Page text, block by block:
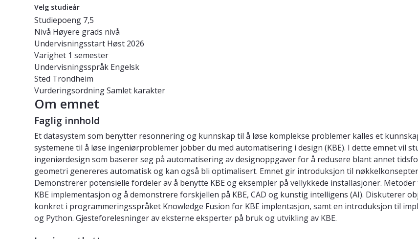
Velg studieår
Studiepoeng 7,5
Nivå Høyere grads nivå
Undervisningsstart Høst 2026
Varighet 1 semester
Undervisningsspråk Engelsk
Sted Trondheim
VurderingsordningSamlet karakter
Om emnet
Faglig innhold
Et datasystem som benytter resonnering og kunnskap til å løse komplekse problemer kalles et
systemene til å løse ingeniørproblemer jobber du med automatisering i design (KBE). I dette emnet vil
ingeniørdesign som baserer seg på automatisering av designoppgaver for å redusere blant annet
geometri genereres automatisk og kan også bli optimalisert. Emnet gir introduksjon til
Demonstrerer potensielle fordeler av å benytte KBE og eksempler på vellykkede installasjoner.
KBE implementasjon og å demonstrere forskjellen på KBE, CAD og kunstig intelligens (AI). Diskuterer
konkret i programmeringsspråket Knowledge Fusion for KBE implentasjon, samt en introduksjon til
og Python. Gjesteforelesninger av eksterne eksperter på bruk og utvikling av KBE.